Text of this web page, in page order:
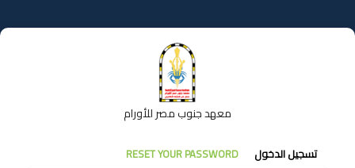
إلى
المحتوى
معهد جنوب مصر للأورام
التبويبات
تسجيل الدخول RESET YOUR PASSWORD